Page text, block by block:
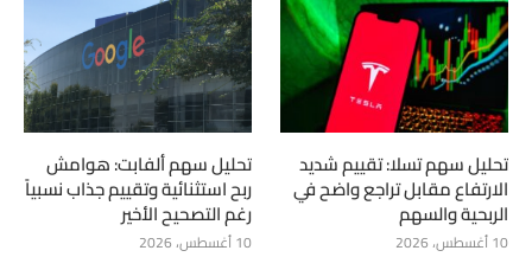
تحليل سهم تسلا: تقييم شديد
الارتفاع مقابل تراجع واضح في
الربحية والسهم
10 أغسطس، 2026
تحليل سهم ألفابت: هوامش
ربح استثنائية وتقييم جذاب نسبياً
رغم التصحيح الأخير
10 أغسطس، 2026